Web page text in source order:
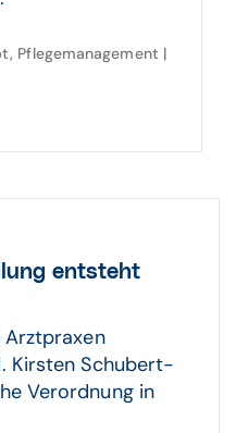
Pflegemanagement |
entsteht
Arztpraxen
Kirsten Schubert-
Verordnung in